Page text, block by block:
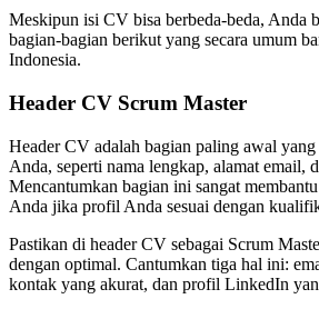
Meskipun isi CV bisa berbeda-beda, Anda
bagian-bagian berikut yang secara umum
Indonesia.
Header CV Scrum Master
Header CV adalah bagian paling awal
Anda, seperti nama lengkap, alamat email,
Mencantumkan bagian ini sangat
Anda jika profil Anda sesuai dengan
Pastikan di header CV sebagai Scrum
dengan optimal. Cantumkan tiga hal ini:
kontak yang akurat, dan profil LinkedIn